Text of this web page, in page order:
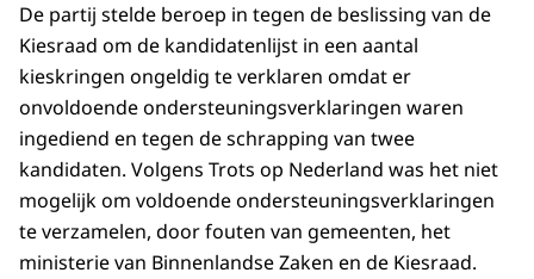
De partij stelde beroep in tegen de beslissing van de
Kiesraad om de kandidatenlijst in een aantal
kieskringen ongeldig te verklaren omdat er
onvoldoende ondersteuningsverklaringen waren
ingediend en tegen de schrapping van twee
kandidaten. Volgens Trots op Nederland was het niet
mogelijk om voldoende ondersteuningsverklaringen
te verzamelen, door fouten van gemeenten, het
ministerie van Binnenlandse Zaken en de Kiesraad.